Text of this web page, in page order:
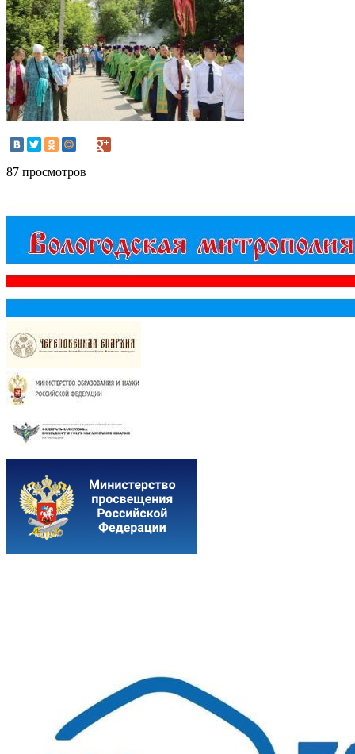
87 просмотров